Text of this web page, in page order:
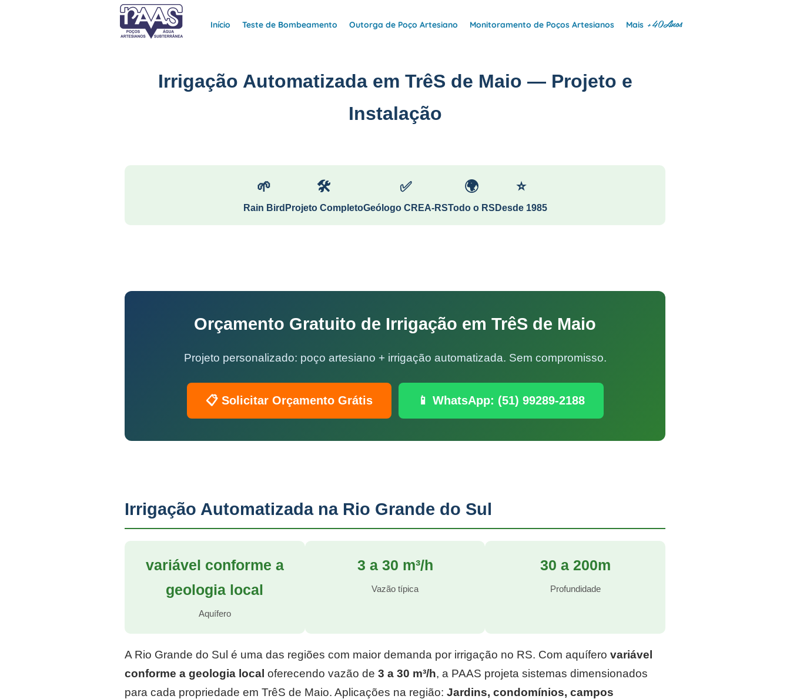
Início Teste de Bombeamento Outorga de Poço Artesiano Monitoramento de Poços Artesianos Mais +40Anos
Irrigação Automatizada em TrêS de Maio — Projeto e
Instalação
🌱
Rain Bird
🛠
Projeto Completo
✅
Geólogo CREA-RS
🌍
Todo o RS
⭐
Desde 1985
Orçamento Gratuito de Irrigação em TrêS de Maio
Projeto personalizado: poço artesiano + irrigação automatizada. Sem compromisso.
📋 Solicitar Orçamento Grátis 📱 WhatsApp: (51) 99289-2188
Irrigação Automatizada na Rio Grande do Sul
variável conforme a
geologia local
Aquífero
3 a 30 m³/h
Vazão típica
30 a 200m
Profundidade
A Rio Grande do Sul é uma das regiões com maior demanda por irrigação no RS. Com aquífero variável
conforme a geologia local oferecendo vazão de 3 a 30 m³/h, a PAAS projeta sistemas dimensionados
para cada propriedade em TrêS de Maio. Aplicações na região: Jardins, condomínios, campos